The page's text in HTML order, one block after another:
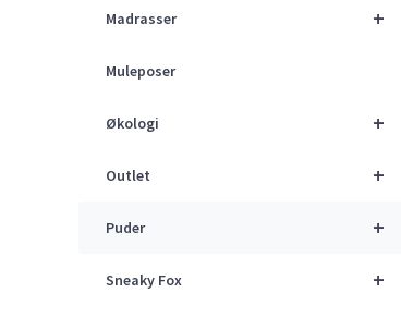
+
Madrasser
Muleposer
+
Økologi
+
Outlet
+
Puder
+
Sneaky Fox